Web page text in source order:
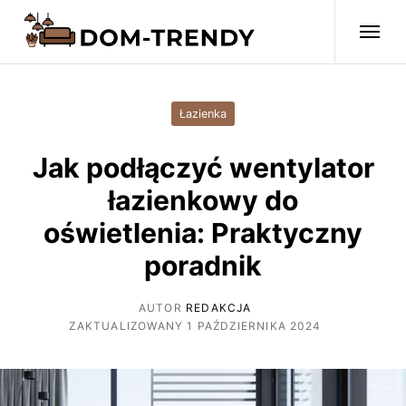
Łazienka
Jak podłączyć wentylator
łazienkowy do
oświetlenia: Praktyczny
poradnik
AUTOR REDAKCJA
ZAKTUALIZOWANY 1 PAŹDZIERNIKA 2024